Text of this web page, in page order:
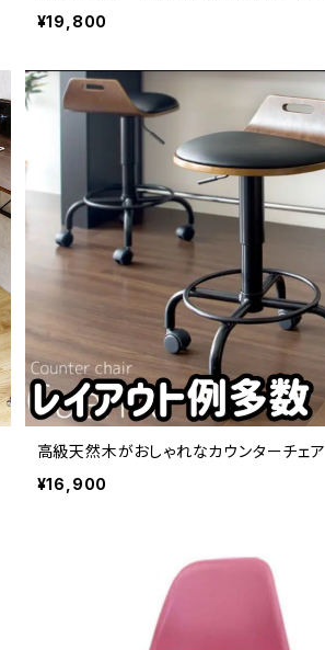
チェア（ダークグレー）
¥19,800
高級天然木がおしゃれなカウンターチェア
¥16,900